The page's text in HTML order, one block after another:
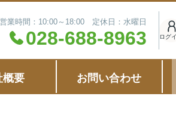
営業時間：10:00～18:00 定休日：水曜日
028-688-8963 ログ
概要 お問い合わせ